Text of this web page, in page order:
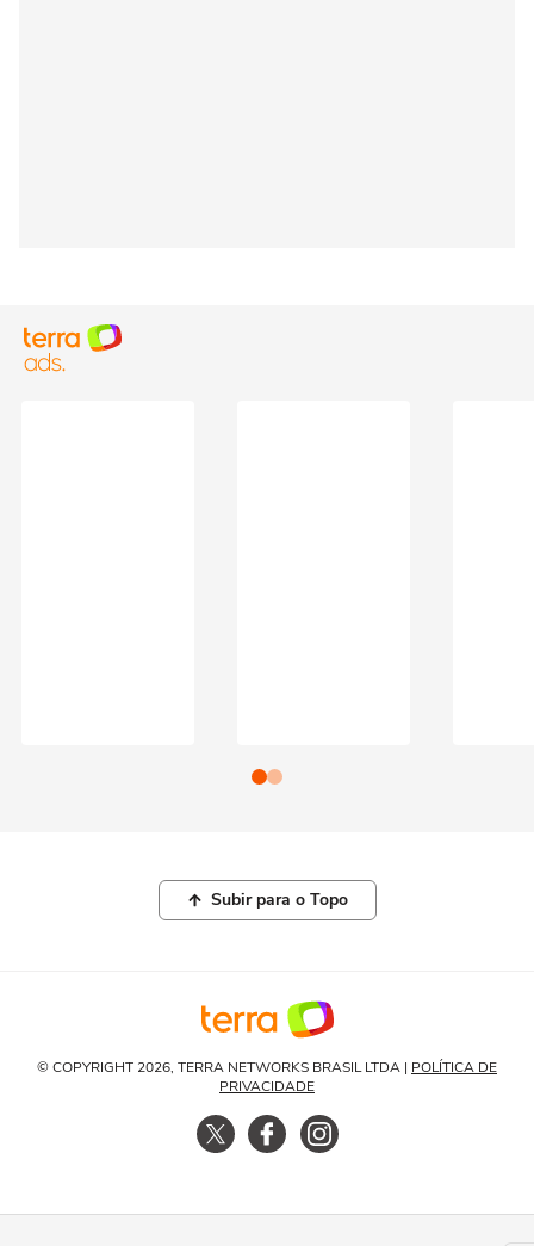
Subir para o Topo
© COPYRIGHT 2026, TERRA NETWORKS BRASIL LTDA | POLÍTICA DE
PRIVACIDADE